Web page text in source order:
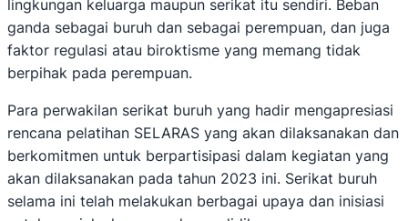
lingkungan keluarga maupun serikat itu sendiri. Beban
ganda sebagai buruh dan sebagai perempuan, dan juga
faktor regulasi atau biroktisme yang memang tidak
berpihak pada perempuan.
Para perwakilan serikat buruh yang hadir mengapresiasi
rencana pelatihan SELARAS yang akan dilaksanakan dan
berkomitmen untuk berpartisipasi dalam kegiatan yang
akan dilaksanakan pada tahun 2023 ini. Serikat buruh
selama ini telah melakukan berbagai upaya dan inisiasi